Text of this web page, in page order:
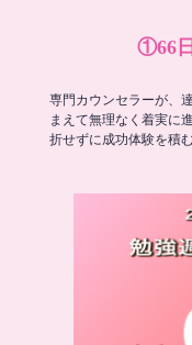
①66
専門カウンセラーが、
まえて無理なく着実に
折せずに成功体験を積